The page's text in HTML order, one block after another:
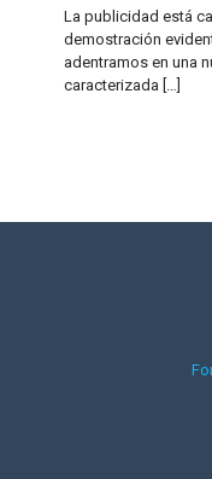
La publicidad está
demostración
adentramos en una
caracterizada […]